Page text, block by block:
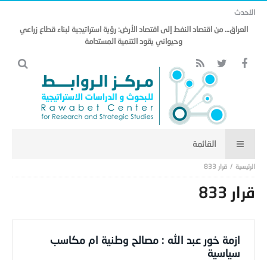
الاحدث
العراق… من اقتصاد النفط إلى اقتصاد الأرض: رؤية استراتيجية لبناء قطاع زراعي
وحيواني يقود التنمية المستدامة
قرار 833
قرار 833
ازمة خور عبد الله : مصالح وطنية ام مكاسب
سياسية